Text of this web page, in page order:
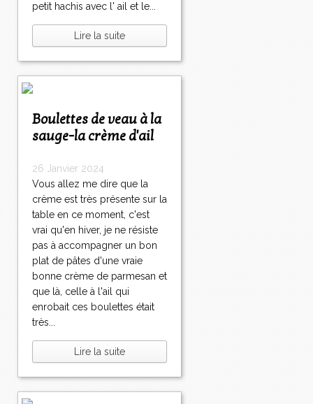
petit hachis avec l' ail et le...
Lire la suite
Boulettes de veau à la
sauge-la crème d'ail
26 Janvier 2024
Vous allez me dire que la
crème est très présente sur la
table en ce moment, c'est
vrai qu'en hiver, je ne résiste
pas à accompagner un bon
plat de pâtes d'une vraie
bonne crème de parmesan et
que là, celle à l'ail qui
enrobait ces boulettes était
très...
Lire la suite